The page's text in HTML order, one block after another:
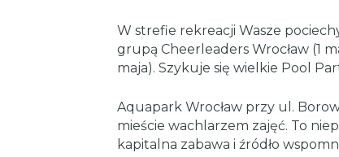
W strefie rekreacji Wasze
grupą Cheerleaders Wrocław (1
maja). Szykuje się wielkie Pool
Aquapark Wrocław przy ul.
mieście wachlarzem zajęć. To
kapitalna zabawa i źródło